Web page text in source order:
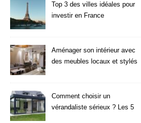
Top 3 des villes idéales pour
investir en France
Aménager son intérieur avec
des meubles locaux et stylés
Comment choisir un
vérandaliste sérieux ? Les 5